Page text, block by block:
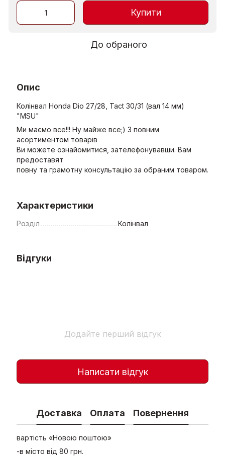
Купити
До обраного
Опис
Колінвал Honda Dio 27/28, Tact 30/31 (вал 14 мм)
"MSU"
Ми маємо все!!! Ну майже все;) З повним
асортиментом товарів
Ви можете ознайомитися, зателефонувавши. Вам
предоставят
повну та грамотну консультацію за обраним товаром.
Характеристики
Розділ Колінвал
Відгуки
Додайте перший відгук
Написати відгук
Доставка Оплата Повернення
вартість «Новою поштою»
-в місто від 80 грн.